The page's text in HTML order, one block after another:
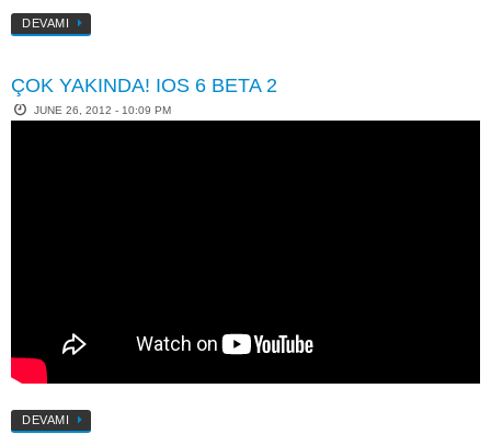
DEVAMI
ÇOK YAKINDA! IOS 6 BETA 2
JUNE 26, 2012 - 10:09 PM
DEVAMI